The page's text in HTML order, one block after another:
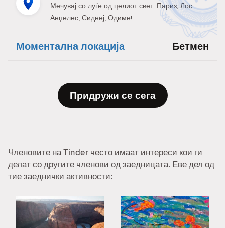
Мечувај со луѓе од целиот свет. Париз, Лос
Анџелес, Сиднеј, Одиме!
Моментална локација Бетмен
Придружи се сега
Членовите на Tinder често имаат интереси кои ги
делат со другите членови од заедницата. Еве дел од
тие заеднички активности: